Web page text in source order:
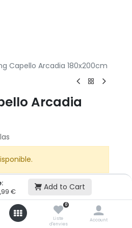
€ Add to Cart
0
Liste
d'envies
Account
Capello Arcadia 180x200cm
Arcadia